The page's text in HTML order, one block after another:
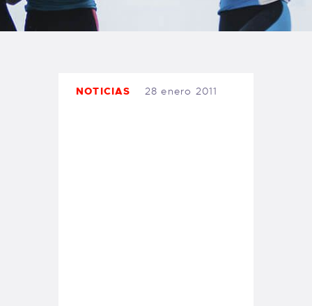
TIENDA FAMILY SURFERS
WEBCAM SALINAS
NOTICIAS 28 enero 2011